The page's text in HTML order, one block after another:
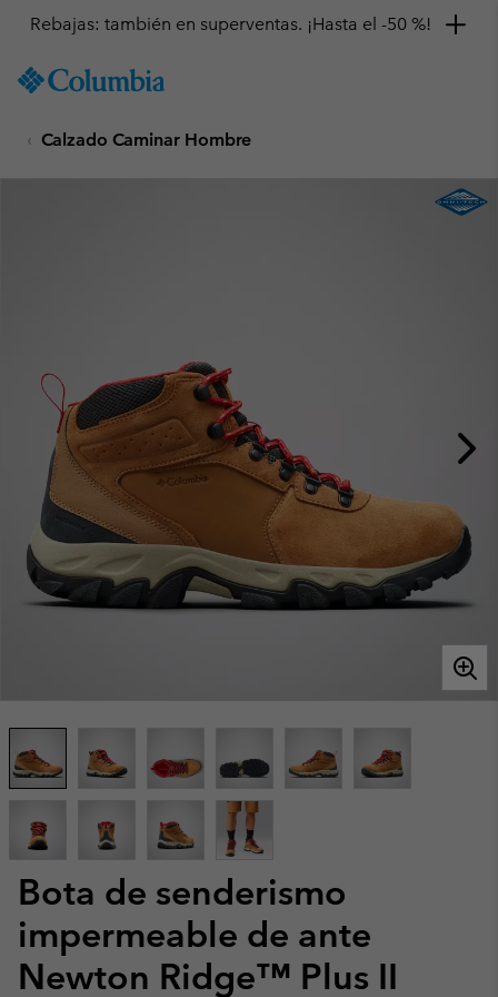
TO
SKIP
MAIN
Rebajas: también en superventas. ¡Hasta el -50 %!
Calzado Caminar Hombre
Bota de senderismo
impermeable de ante
Newton Ridge™ Plus II